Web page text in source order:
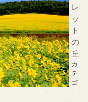
レ
ッ
ト
の
丘
カ
テ
ゴ